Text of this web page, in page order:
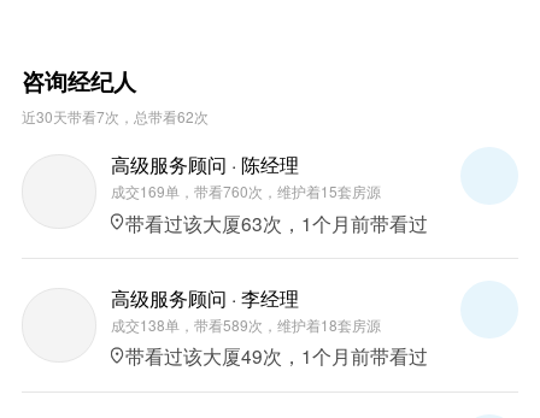
咨询经纪人
近30天带看7次，总带看62次
高级服务顾问 · 陈经理
成交169单，带看760次，维护着15套房源
带看过该大厦63次，1个月前带看过
高级服务顾问 · 李经理
成交138单，带看589次，维护着18套房源
带看过该大厦49次，1个月前带看过